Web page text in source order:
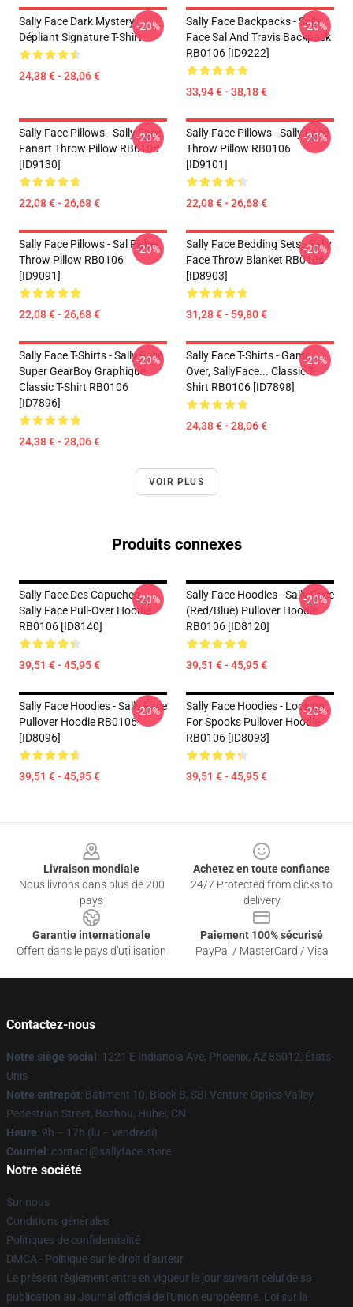
Sally Face Dark Mystery
Dépliant Signature T-Shirt
24,38 € - 28,06 €
-20%
Sally Face Backpacks - Sally
Face Sal And Travis Backpack
RB0106 [ID9222]
33,94 € - 38,18 €
-20%
Sally Face Pillows - Sally Face
Fanart Throw Pillow RB0106
[ID9130]
22,08 € - 26,68 €
-20%
Sally Face Pillows - Sally Face
Throw Pillow RB0106
[ID9101]
22,08 € - 26,68 €
-20%
Sally Face Pillows - Sal Fisher
Throw Pillow RB0106
[ID9091]
22,08 € - 26,68 €
-20%
Sally Face Bedding Sets - Sally
Face Throw Blanket RB0106
[ID8903]
31,28 € - 59,80 €
-20%
Sally Face T-Shirts - Sally Face
Super GearBoy Graphique
Classic T-Shirt RB0106
[ID7896]
24,38 € - 28,06 €
-20%
Sally Face T-Shirts - Game
Over, SallyFace... Classic T-
Shirt RB0106 [ID7898]
24,38 € - 28,06 €
-20%
VOIR PLUS
Produits connexes
Sally Face Des Capuches...
Sally Face Pull-Over Hoodie
RB0106 [ID8140]
39,51 € - 45,95 €
-20%
Sally Face Hoodies - Sally Face
(red/blue) Pullover Hoodie
RB0106 [ID8120]
39,51 € - 45,95 €
-20%
Sally Face Hoodies - Sally Face
Pullover Hoodie RB0106
[ID8096]
39,51 € - 45,95 €
-20%
Sally Face Hoodies - Looking
For Spooks Pullover Hoodie
RB0106 [ID8093]
39,51 € - 45,95 €
-20%
Livraison mondiale
Nous livrons dans plus de 200
pays
Achetez en toute confiance
24/7 Protected from clicks to
delivery
Garantie internationale
Offert dans le pays d'utilisation
Paiement 100% sécurisé
PayPal / MasterCard / Visa
Contactez-nous
Notre siège social : 1221 E Indianola Ave, Phoenix, AZ 85012, États-
Unis
Notre entrepôt: Bâtiment 10, Block B, SBI Venture Optics Valley
Pedestrian Street, Bozhou, Hubei, CN
Heure: 9h – 17h (lu – vendredi)
Courriel : contact@sallyface.store
Notre société
Sur nous
Conditions générales
Politiques de confidentialité
DMCA - Politique sur le droit d'auteur
Le présent règlement entre en vigueur le jour suivant celui de sa
publication au Journal officiel de l'Union européenne. Loi sur la